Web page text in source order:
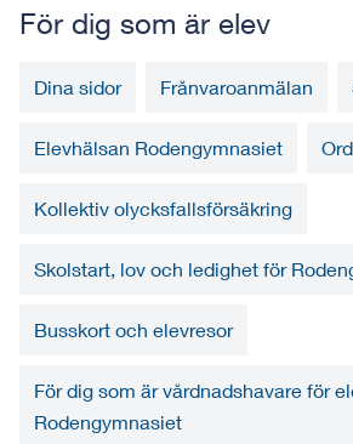
För dig som är elev
Dina sidor Frånvaroanmälan
Elevhälsan Rodengymnasiet
Kollektiv olycksfallsförsäkring
Skolstart, lov och ledighet för
Busskort och elevresor
För dig som är vårdnadshavare för
Rodengymnasiet